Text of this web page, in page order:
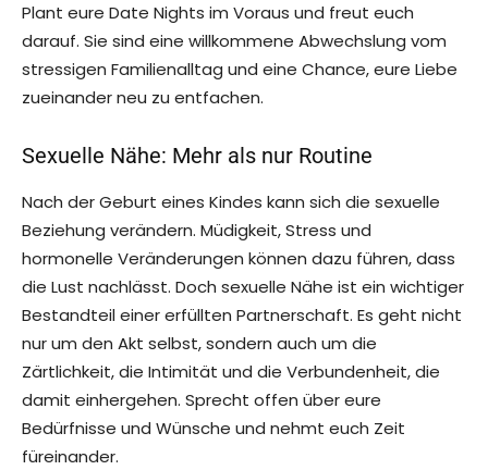
Plant eure Date Nights im Voraus und freut euch
darauf. Sie sind eine willkommene Abwechslung vom
stressigen Familienalltag und eine Chance, eure Liebe
zueinander neu zu entfachen.
Sexuelle Nähe: Mehr als nur Routine
Nach der Geburt eines Kindes kann sich die sexuelle
Beziehung verändern. Müdigkeit, Stress und
hormonelle Veränderungen können dazu führen, dass
die Lust nachlässt. Doch sexuelle Nähe ist ein wichtiger
Bestandteil einer erfüllten Partnerschaft. Es geht nicht
nur um den Akt selbst, sondern auch um die
Zärtlichkeit, die Intimität und die Verbundenheit, die
damit einhergehen. Sprecht offen über eure
Bedürfnisse und Wünsche und nehmt euch Zeit
füreinander.